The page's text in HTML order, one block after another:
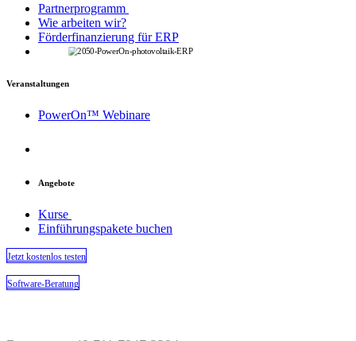
Partnerprogramm
Wie arbeiten wir?
Förderfinanzierung für ERP
Veranstaltungen
PowerOn™ Webinare
Angebote
Kurse
Einführungspakete buchen
Jetzt kostenlos testen​​​​​​
​​Software-Beratung